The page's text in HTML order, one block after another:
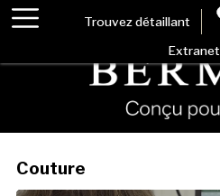
Trouvez détaillant
Extranet
Couture